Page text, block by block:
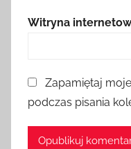
Witryna
Zapamiętaj
podczas pisania